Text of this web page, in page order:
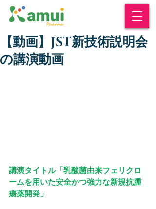
【動画】JST新技術説明会
の講演動画
講演タイトル「乳酸菌由来フェリクロ
ームを用いた安全かつ強力な新規抗腫
瘍薬開発」